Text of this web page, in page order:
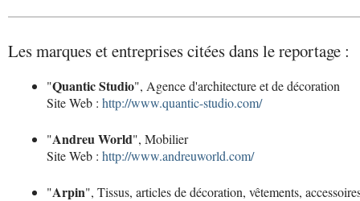
Les marques et entreprises citées dans le reportage :
"Quantic Studio", Agence d'architecture et de décoration
Site Web : http://www.quantic-studio.com/
"Andreu World", Mobilier
Site Web : http://www.andreuworld.com/
"Arpin", Tissus, articles de décoration, vêtements,